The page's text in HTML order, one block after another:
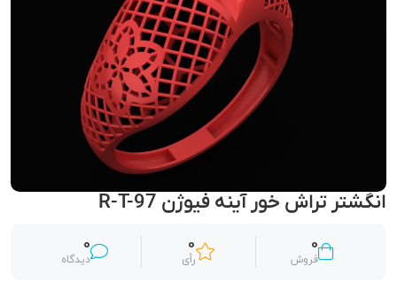
انگشتر تراش خور آینه فیوژن R-T-97
0
فروش
0
رأی
0
دیدگاه